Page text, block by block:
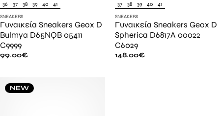
36 37 38 39 40 41
SNEAKERS
Γυναικεία Sneakers Geox D
Bulmya D65NQB 05411
C9999
99.00€
37 38 39 40 41
SNEAKERS
Γυναικεία Sneakers Geox D
Spherica D6817A 00022
C6029
148.00€
NEW